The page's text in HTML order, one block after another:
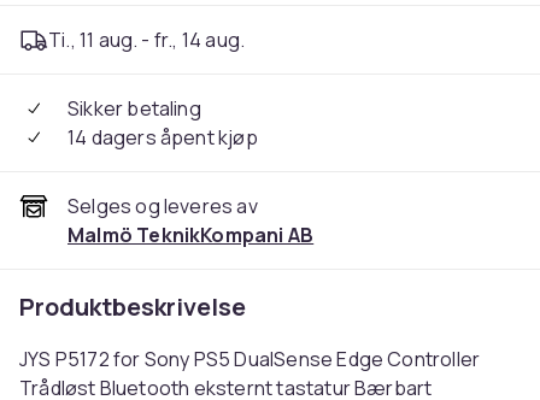
Ti., 11 aug. - fr., 14 aug.
Sikker betaling
14 dagers åpent kjøp
Selges og leveres av
Malmö TeknikKompani AB
Produktbeskrivelse
JYS P5172 for Sony PS5 DualSense Edge Controller
Trådløst Bluetooth eksternt tastatur Bærbart